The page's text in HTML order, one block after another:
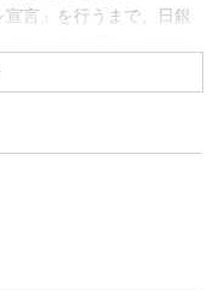
言」を行うまで、日銀
本の中央銀行が、デフ
手段をとらず、そのこ
と説く。
歓迎する向きもある
る。そのデフレを放置